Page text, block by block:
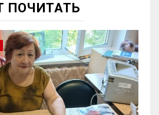
ПОЧИТАТЬ